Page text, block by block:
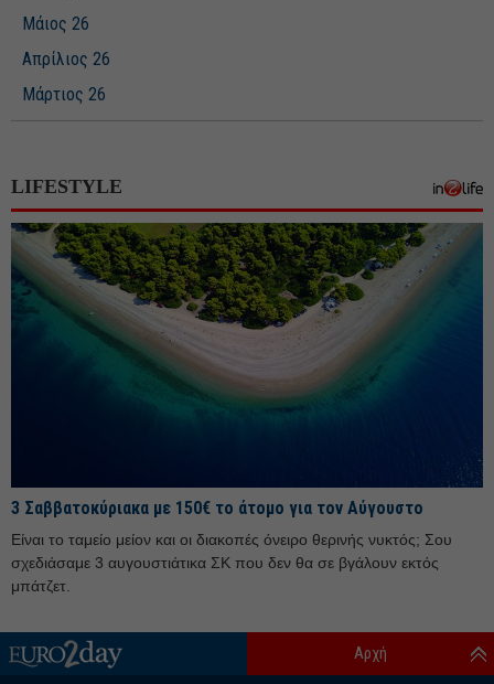
Μάιος 26
Απρίλιος 26
Μάρτιος 26
Δεκέμβριος 25
Νοέμβριος 25
Οκτώβριος 25
Σεπτέμβριος 25
Αύγουστος 25
Μάρτιος 25
Φεβρουάριος 25
Ιανουάριος 25
Νοέμβριος 24
LIFESTYLE
3 Σαββατοκύριακα με 150€ το άτομο για τον Αύγουστο
Είναι το ταμείο μείον και οι διακοπές όνειρο θερινής νυκτός; Σου
σχεδιάσαμε 3 αυγουστιάτικα ΣΚ που δεν θα σε βγάλουν εκτός
μπάτζετ.
Αρχή